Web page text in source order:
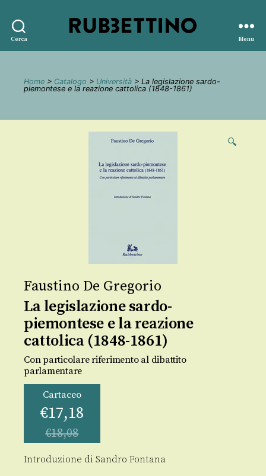
Cerca
editore
Menu
Home > Catalogo > Università > La legislazione sardo-
piemontese e la reazione cattolica (1848-1861)
🔍
Faustino De Gregorio
La legislazione sardo-
piemontese e la reazione
cattolica (1848-1861)
Con particolare riferimento al dibattito
parlamentare
Cartaceo
€17,18
€18,08
Introduzione di Sandro Fontana